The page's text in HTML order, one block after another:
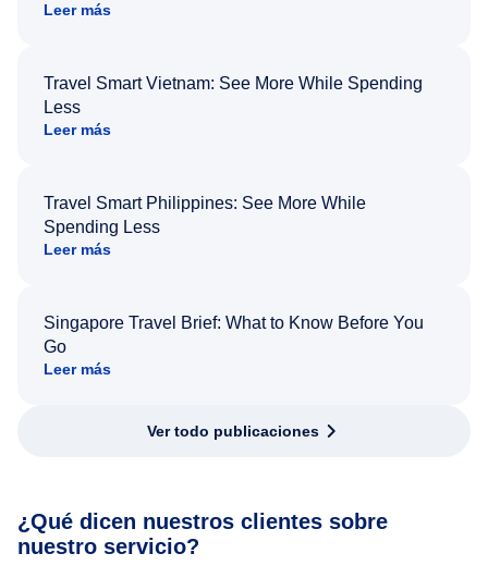
Leer más
Travel Smart Vietnam: See More While Spending
Less
Leer más
Travel Smart Philippines: See More While
Spending Less
Leer más
Singapore Travel Brief: What to Know Before You
Go
Leer más
Ver todo publicaciones
¿Qué dicen nuestros clientes sobre
nuestro servicio?